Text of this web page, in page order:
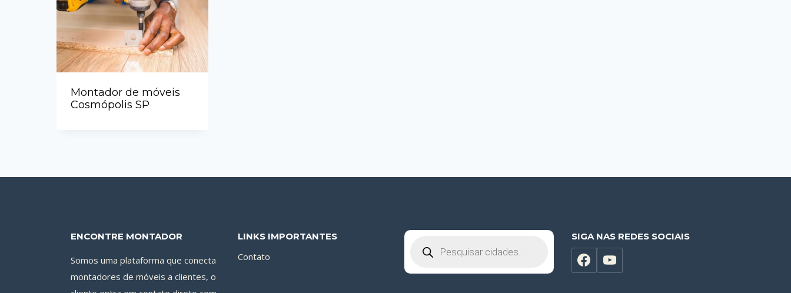
Montador de móveis
Cosmópolis SP
ENCONTRE MONTADOR
Somos uma plataforma que conecta
montadores de móveis a clientes, o
LINKS IMPORTANTES
Contato
produtos
SIGA NAS REDES SOCIAIS